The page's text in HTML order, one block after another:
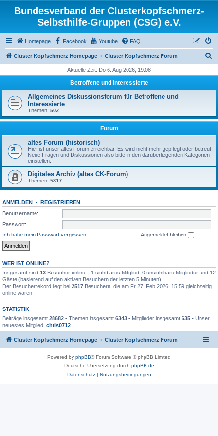
Bundesverband der Clusterkopfschmerz-
Selbsthilfe-Gruppen (CSG) e.V.
Homepage Facebook Youtube FAQ
Cluster Kopfschmerz Homepage Cluster Kopfschmerz Forum
h
Aktuelle Zeit: Do 6. Aug 2026, 19:08
Betroffene und Interessierte
Allgemeines Diskussionsforum für Betroffene und
Interessierte
Themen: 502
Forum
altes Forum (historisch)
Hier ist unser altes Forum erreichbar. Es wird nicht mehr gepflegt oder betreut.
Neue Fragen und Diskussionen also bitte in den darüberliegenden Kategorien
einstellen.
Digitales Archiv (altes CK-Forum)
Themen: 5817
ANMELDEN • REGISTRIEREN
Benutzername:
Passwort:
Ich habe mein Passwort vergessen
Angemeldet bleiben
WER IST ONLINE?
Insgesamt sind 13 Besucher online :: 1 sichtbares Mitglied, 0 unsichtbare Mitglieder und 12
Gäste (basierend auf den aktiven Besuchern der letzten 5 Minuten)
Der Besucherrekord liegt bei 2517 Besuchern, die am Fr 27. Feb 2026, 15:59 gleichzeitig
online waren.
STATISTIK
Beiträge insgesamt 28682 • Themen insgesamt 6343 • Mitglieder insgesamt 635 • Unser
neuestes Mitglied: chris0712
Cluster Kopfschmerz Homepage Cluster Kopfschmerz Forum
Powered by phpBB® Forum Software © phpBB Limited
Deutsche Übersetzung durch phpBB.de
Datenschutz| Nutzungsbedingungen